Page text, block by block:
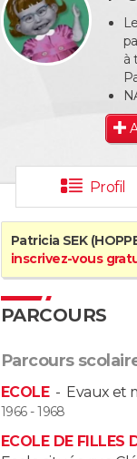
à
Profil
Patricia SEK
inscrivez-vous
PARCOURS
Parcours
ECOLE- Evaux et
1966 - 1968
ECOLE DE FILLES